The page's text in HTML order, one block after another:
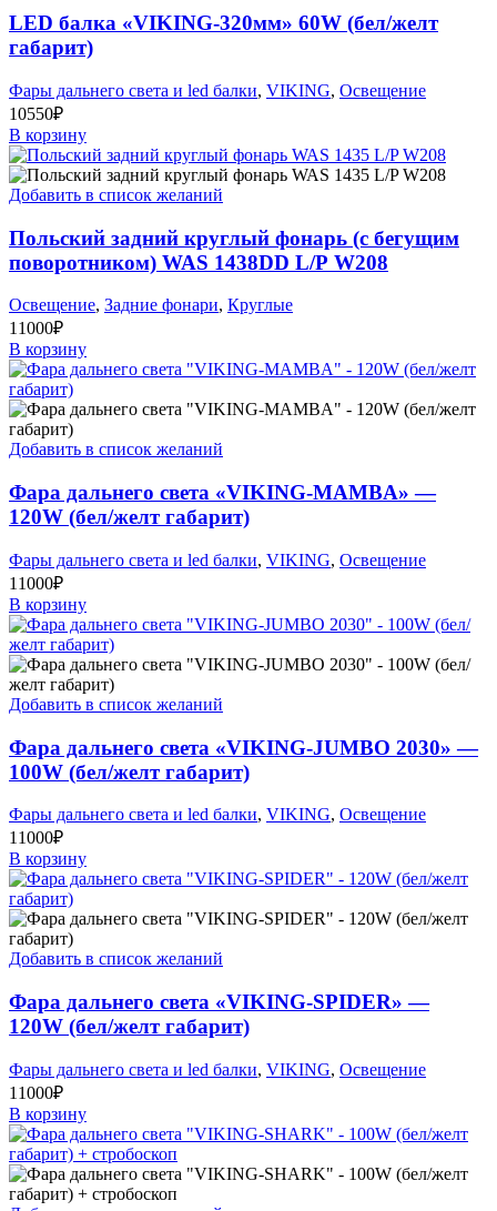
LED балка «VIKING-320мм» 60W (бел/желт
габарит)
Фары дальнего света и led балки, VIKING, Освещение
10550₽
В корзину
Добавить в список желаний
Польский задний круглый фонарь (с бегущим
поворотником) WAS 1438DD L/P W208
Освещение, Задние фонари, Круглые
11000₽
В корзину
Добавить в список желаний
Фара дальнего света «VIKING-MAMBA» —
120W (бел/желт габарит)
Фары дальнего света и led балки, VIKING, Освещение
11000₽
В корзину
Добавить в список желаний
Фара дальнего света «VIKING-JUMBO 2030» —
100W (бел/желт габарит)
Фары дальнего света и led балки, VIKING, Освещение
11000₽
В корзину
Добавить в список желаний
Фара дальнего света «VIKING-SPIDER» —
120W (бел/желт габарит)
Фары дальнего света и led балки, VIKING, Освещение
11000₽
В корзину